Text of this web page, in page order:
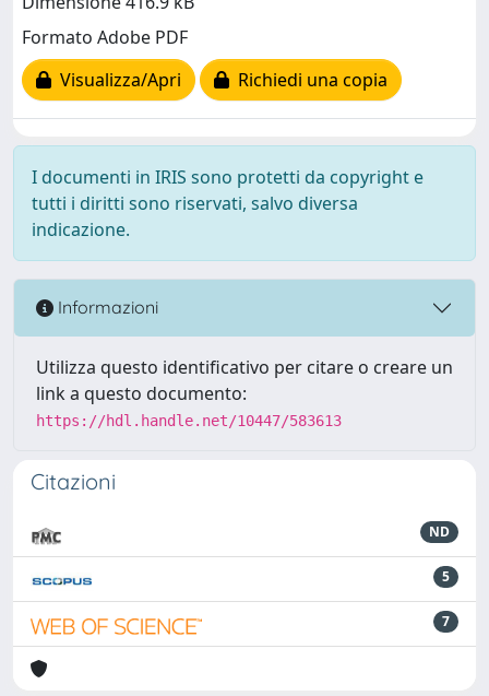
Formato Adobe PDF
Visualizza/Apri
Richiedi una copia
I documenti in IRIS sono protetti da copyright e
tutti i diritti sono riservati, salvo diversa
indicazione.
Informazioni
Utilizza questo identificativo per citare o creare un
link a questo documento:
https://hdl.handle.net/10447/583613
Citazioni
ND
5
7